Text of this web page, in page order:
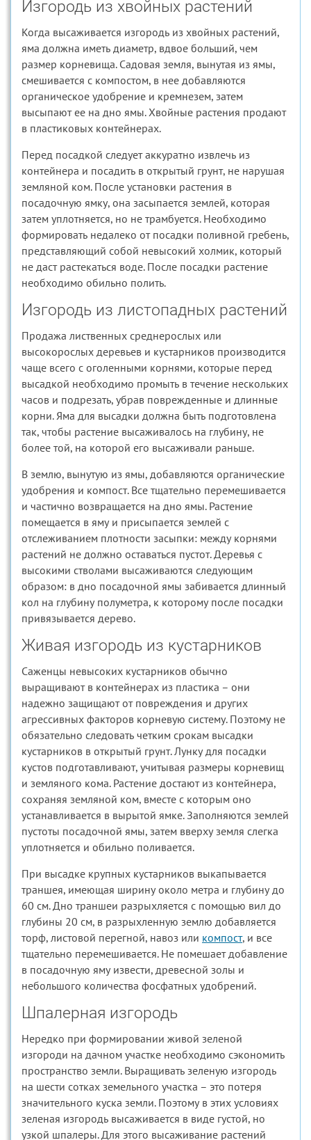
Изгородь из хвойных растений
Когда высаживается изгородь из хвойных растений,
яма должна иметь диаметр, вдвое больший, чем
размер корневища. Садовая земля, вынутая из ямы,
смешивается с компостом, в нее добавляются
органическое удобрение и кремнезем, затем
высыпают ее на дно ямы. Хвойные растения продают
в пластиковых контейнерах.
Перед посадкой следует аккуратно извлечь из
контейнера и посадить в открытый грунт, не нарушая
земляной ком. После установки растения в
посадочную ямку, она засыпается землей, которая
затем уплотняется, но не трамбуется. Необходимо
формировать недалеко от посадки поливной гребень,
представляющий собой невысокий холмик, который
не даст растекаться воде. После посадки растение
необходимо обильно полить.
Изгородь из листопадных растений
Продажа лиственных среднерослых или
высокорослых деревьев и кустарников производится
чаще всего с оголенными корнями, которые перед
высадкой необходимо промыть в течение нескольких
часов и подрезать, убрав поврежденные и длинные
корни. Яма для высадки должна быть подготовлена
так, чтобы растение высаживалось на глубину, не
более той, на которой его высаживали раньше.
В землю, вынутую из ямы, добавляются органические
удобрения и компост. Все тщательно перемешивается
и частично возвращается на дно ямы. Растение
помещается в яму и присыпается землей с
отслеживанием плотности засыпки: между корнями
растений не должно оставаться пустот. Деревья с
высокими стволами высаживаются следующим
образом: в дно посадочной ямы забивается длинный
кол на глубину полуметра, к которому после посадки
привязывается дерево.
Живая изгородь из кустарников
Саженцы невысоких кустарников обычно
выращивают в контейнерах из пластика – они
надежно защищают от повреждения и других
агрессивных факторов корневую систему. Поэтому не
обязательно следовать четким срокам высадки
кустарников в открытый грунт. Лунку для посадки
кустов подготавливают, учитывая размеры корневищ
и земляного кома. Растение достают из контейнера,
сохраняя земляной ком, вместе с которым оно
устанавливается в вырытой ямке. Заполняются землей
пустоты посадочной ямы, затем вверху земля слегка
уплотняется и обильно поливается.
При высадке крупных кустарников выкапывается
траншея, имеющая ширину около метра и глубину до
60 см. Дно траншеи разрыхляется с помощью вил до
глубины 20 см, в разрыхленную землю добавляется
торф, листовой перегной, навоз или компост, и все
тщательно перемешивается. Не помешает добавление
в посадочную яму извести, древесной золы и
небольшого количества фосфатных удобрений.
Шпалерная изгородь
Нередко при формировании живой зеленой
изгороди на дачном участке необходимо сэкономить
пространство земли. Выращивать зеленую изгородь
на шести сотках земельного участка – это потеря
значительного куска земли. Поэтому в этих условиях
зеленая изгородь высаживается в виде густой, но
узкой шпалеры. Для этого высаживание растений